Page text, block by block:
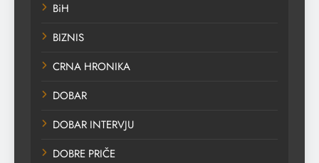
BiH
BIZNIS
CRNA HRONIKA
DOBAR
DOBAR INTERVJU
DOBRE PRIČE